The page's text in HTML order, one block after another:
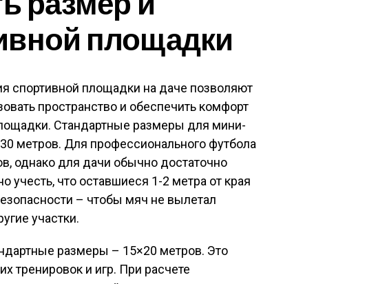
площадки
спортивной площадки на даче позволяют
пространство и обеспечить комфорт
Стандартные размеры для мини-
метров. Для профессионального футбола
однако для дачи обычно достаточно
что оставшиеся 1-2 метра от края
– чтобы мяч не вылетал
участки.
размеры – 15×20 метров. Это
тренировок и игр. При расчете